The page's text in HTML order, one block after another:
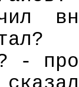
-